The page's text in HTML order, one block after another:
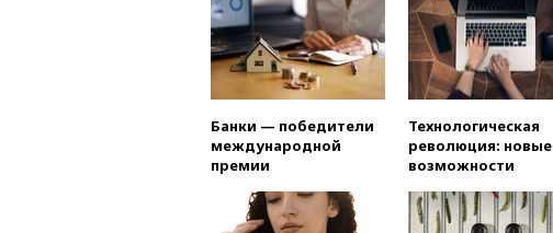
Банки — победители
международной
премии
Технологическая
революция: новые
возможности